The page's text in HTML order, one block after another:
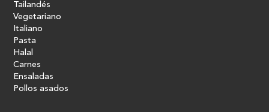
Tailandés
Vegetariano
Italiano
Pasta
Halal
Carnes
Ensaladas
Pollos asados